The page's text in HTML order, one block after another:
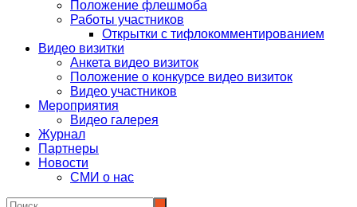
Положение флешмоба
Работы участников
Открытки с тифлокомментированием
Видео визитки
Анкета видео визиток
Положение о конкурсе видео визиток
Видео участников
Мероприятия
Видео галерея
Журнал
Партнеры
Новости
СМИ о нас